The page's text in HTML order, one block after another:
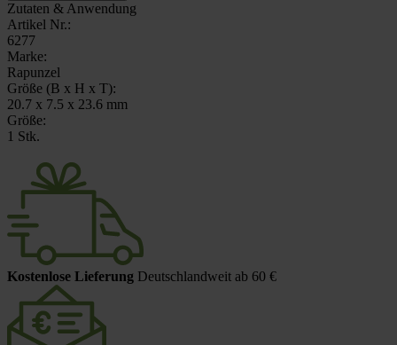
Zutaten & Anwendung
Artikel Nr.:
6277
Marke:
Rapunzel
Größe (B x H x T):
20.7 x 7.5 x 23.6 mm
Größe:
1 Stk.
Kostenlose Lieferung Deutschlandweit ab 60 €